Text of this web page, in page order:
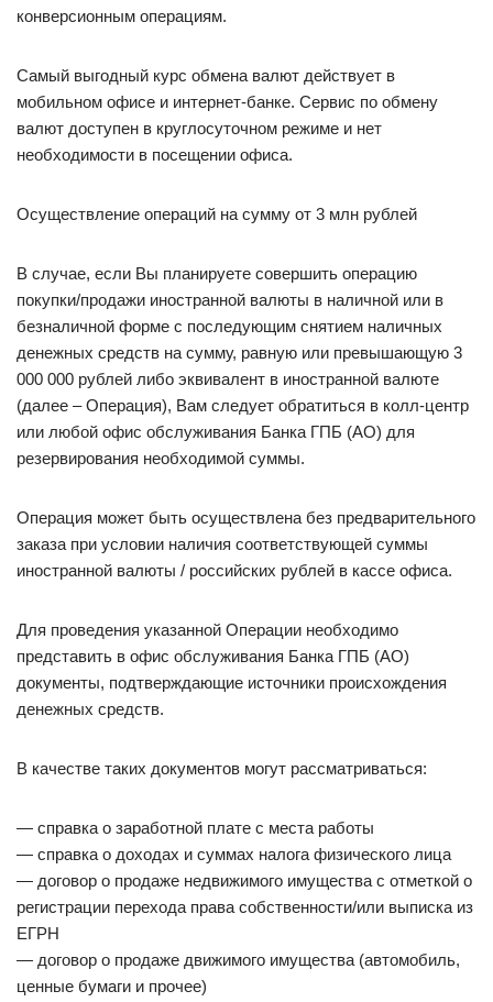
конверсионным операциям.
Самый выгодный курс обмена валют действует в
мобильном офисе и интернет-банке. Сервис по обмену
валют доступен в круглосуточном режиме и нет
необходимости в посещении офиса.
Осуществление операций на сумму от 3 млн рублей
В случае, если Вы планируете совершить операцию
покупки/продажи иностранной валюты в наличной или в
безналичной форме с последующим снятием наличных
денежных средств на сумму, равную или превышающую 3
000 000 рублей либо эквивалент в иностранной валюте
(далее – Операция), Вам следует обратиться в колл-центр
или любой офис обслуживания Банка ГПБ (АО) для
резервирования необходимой суммы.
Операция может быть осуществлена без предварительного
заказа при условии наличия соответствующей суммы
иностранной валюты / российских рублей в кассе офиса.
Для проведения указанной Операции необходимо
представить в офис обслуживания Банка ГПБ (АО)
документы, подтверждающие источники происхождения
денежных средств.
В качестве таких документов могут рассматриваться:
— справка о заработной плате с места работы
— справка о доходах и суммах налога физического лица
— договор о продаже недвижимого имущества с отметкой о
регистрации перехода права собственности/или выписка из
ЕГРН
— договор о продаже движимого имущества (автомобиль,
ценные бумаги и прочее)